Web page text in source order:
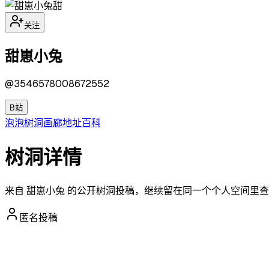
甜
关注
甜崽小兔
@3546578008672552
B站
泡泡树洞画廊地址百科
树洞详情
来自 甜崽小兔 的公开树洞投稿，继续留在同一个个人空间里查
匿名投稿